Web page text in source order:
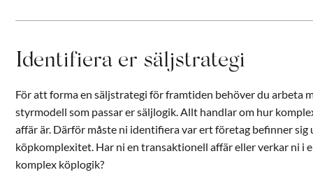
Identifiera er säljstrategi
För att forma en säljstrategi för framtiden behöver du arbeta
styrmodell som passar er säljlogik. Allt handlar om hur
affär är. Därför måste ni identifiera var ert företag befinner sig
köpkomplexitet. Har ni en transaktionell affär eller verkar ni i
komplex köplogik?